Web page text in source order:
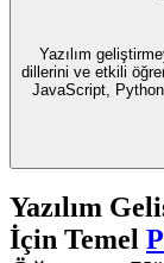
Yazılım
dillerini ve etkili
JavaScript, Python
Yazılım
İçin Temel